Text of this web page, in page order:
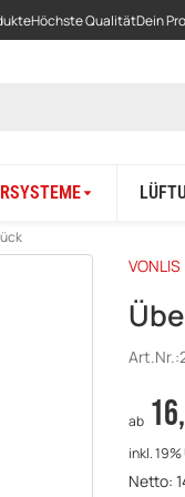
Höchste QualitätDein
VONLIS
Art.Nr.:
ab
inkl.
Netto: